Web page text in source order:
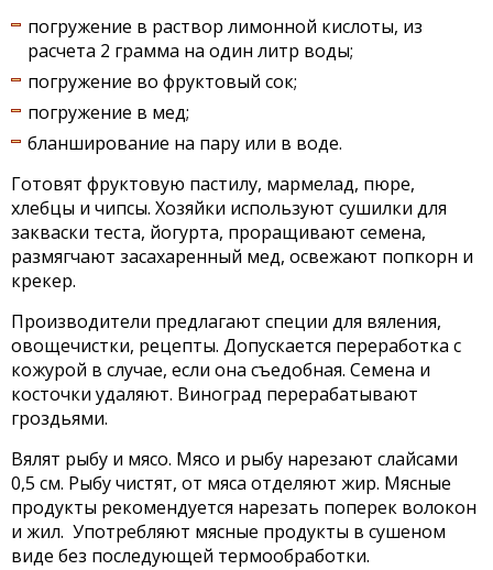
погружение в раствор лимонной кислоты, из
расчета 2 грамма на один литр воды;
погружение во фруктовый сок;
погружение в мед;
бланширование на пару или в воде.
Готовят фруктовую пастилу, мармелад, пюре,
хлебцы и чипсы. Хозяйки используют сушилки для
закваски теста, йогурта, проращивают семена,
размягчают засахаренный мед, освежают попкорн и
крекер.
Производители предлагают специи для вяления,
овощечистки, рецепты. Допускается переработка с
кожурой в случае, если она съедобная. Семена и
косточки удаляют. Виноград перерабатывают
гроздьями.
Вялят рыбу и мясо. Мясо и рыбу нарезают слайсами
0,5 см. Рыбу чистят, от мяса отделяют жир. Мясные
продукты рекомендуется нарезать поперек волокон
и жил. Употребляют мясные продукты в сушеном
виде без последующей термообработки.